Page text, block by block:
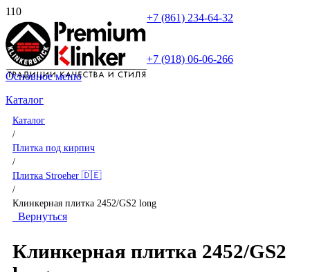
+7 (861) 234-64-32
+7 (918) 06-06-266
Основное меню
Каталог
Каталог
/
Плитка под кирпич
/
Плитка Stroeher 🇩🇪
/
Клинкерная плитка 2452/GS2 long
Вернуться
Клинкерная плитка 2452/GS2